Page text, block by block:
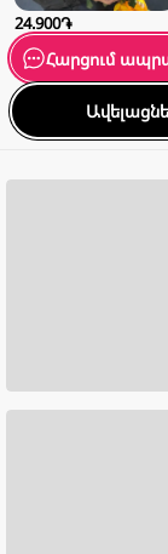
24.900֏
Հարցում